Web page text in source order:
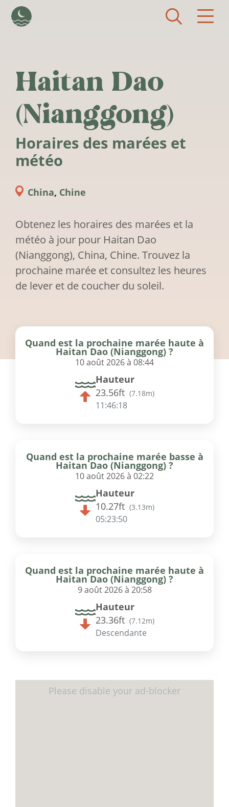
Haitan Dao
(Nianggong)
Horaires des marées et
météo
China, Chine
Obtenez les horaires des marées et la
météo à jour pour Haitan Dao
(Nianggong), China, Chine. Trouvez la
prochaine marée et consultez les heures
de lever et de coucher du soleil.
Quand est la prochaine marée haute à
Haitan Dao (Nianggong) ?
10 août 2026 à 08:44
Hauteur
23.56ft (7.18m)
11:46:18
Quand est la prochaine marée basse à
Haitan Dao (Nianggong) ?
10 août 2026 à 02:22
Hauteur
10.27ft (3.13m)
05:23:50
Quand est la prochaine marée haute à
Haitan Dao (Nianggong) ?
9 août 2026 à 20:58
Hauteur
23.36ft (7.12m)
Descendante